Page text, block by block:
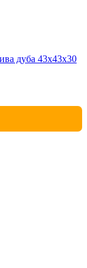
дуба 43х43х30